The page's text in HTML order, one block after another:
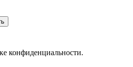
конфиденциальности.